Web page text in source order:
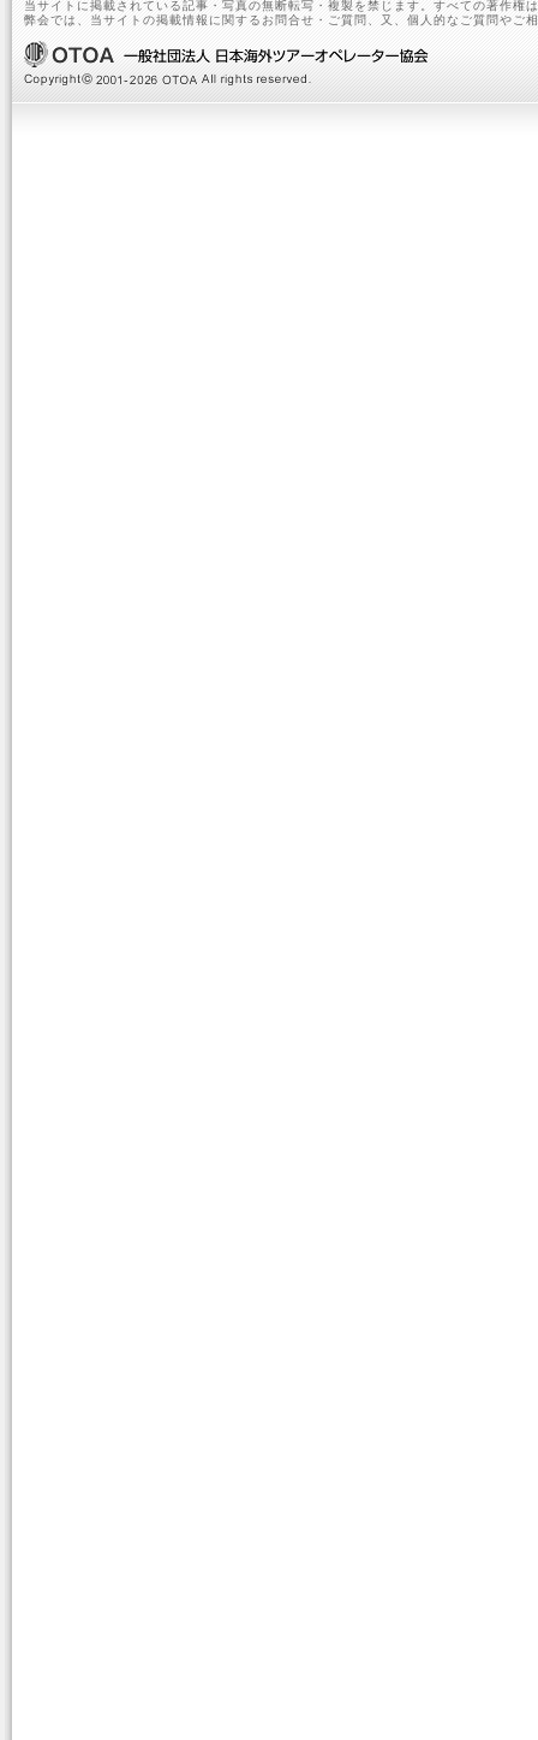
当サイトに掲載されている記事・写真の無断転写・複製を禁じます。すべての著作権
弊会では、当サイトの掲載情報に関するお問合せ・ご質問、又、個人的なご質問やご